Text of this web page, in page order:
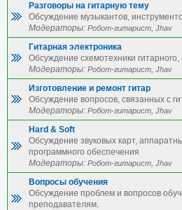
Разговоры на гитарную тему
Обсуждение музыкантов,
Модераторы: Робот-гитарист, Jhav
Гитарная электроника
Обсуждение схемотехники
Модераторы: Робот-гитарист, Jhav
Изготовление и ремонт гитар
Обсуждение вопросов, связанных с
Модераторы: Робот-гитарист, Jhav
Hard & Soft
Обсуждение звуковых карт,
программного обеспечения
Модераторы: Робот-гитарист, Jhav
Вопросы обучения
Обсуждение проблем и вопросов
преподавателям.